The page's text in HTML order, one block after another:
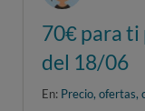
70€ para
del 18/06
En: Precio, ofertas,